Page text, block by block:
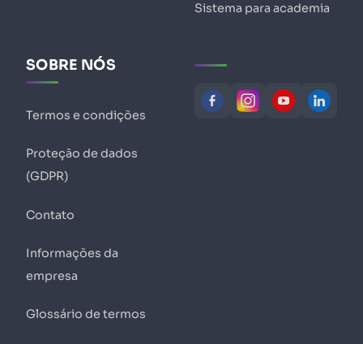
Sistema para academia
SOBRE NÓS
Termos e condições
Proteção de dados
(GDPR)
Contato
Informações da
empresa
Glossário de termos